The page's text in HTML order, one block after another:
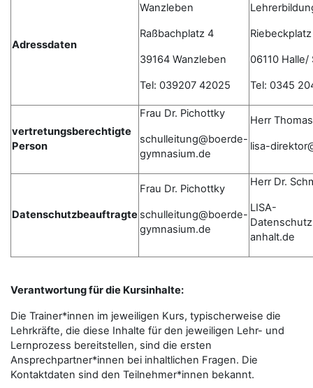
Adressdaten
Wanzleben
Raßbachplatz 4
39164 Wanzleben
Tel: 039207 42025
06110 Halle/
Tel: 0345
vertretungsberechtigte
Person
Frau Dr. Pichottky
schulleitung@boerde-
gymnasium.de
Herr
lisa-
Datenschutzbeauftragte
Frau Dr. Pichottky
schulleitung@boerde-
gymnasium.de
Herr Dr.
LISA-
anhalt.de
Verantwortung für die Kursinhalte:
Die Trainer*innen im jeweiligen Kurs, typischerweise die
Lehrkräfte, die diese Inhalte für den jeweiligen Lehr- und
Lernprozess bereitstellen, sind die ersten
Ansprechpartner*innen bei inhaltlichen Fragen. Die
Kontaktdaten sind den Teilnehmer*innen bekannt.